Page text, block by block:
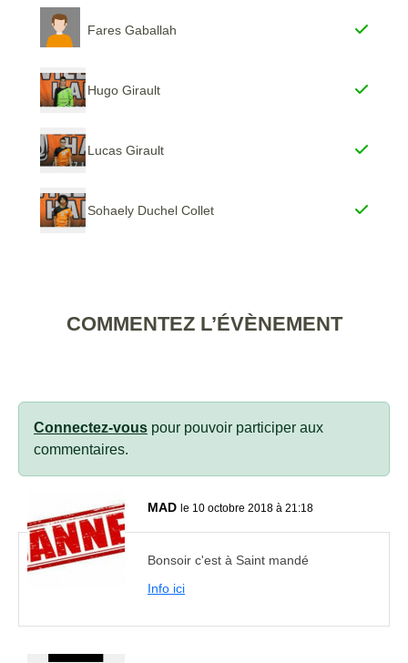
Fares Gaballah
Hugo Girault
Lucas Girault
Sohaely Duchel Collet
COMMENTEZ L’ÉVÈNEMENT
Connectez-vous pour pouvoir participer aux
commentaires.
MAD le 10 octobre 2018 à 21:18
Bonsoir c'est à Saint mandé
Info ici